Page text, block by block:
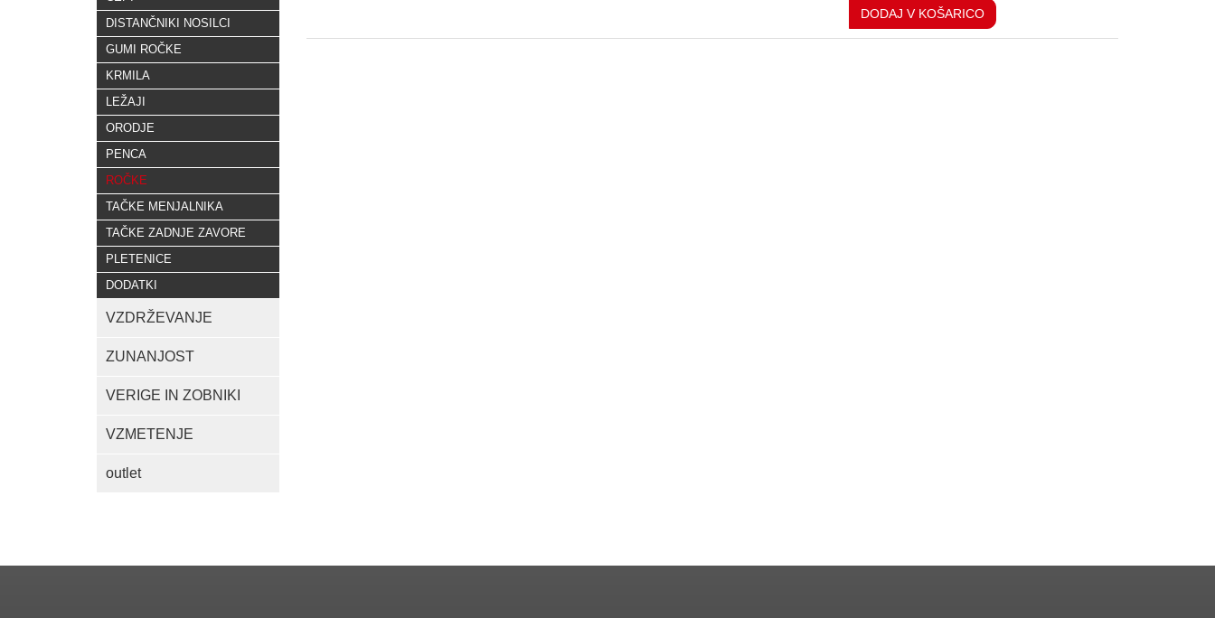
DISTANČNIKI NOSILCI
GUMI ROČKE
KRMILA
LEŽAJI
ORODJE
PENCA
ROČKE
TAČKE MENJALNIKA
TAČKE ZADNJE ZAVORE
PLETENICE
DODATKI
VZDRŽEVANJE
ZUNANJOST
VERIGE IN ZOBNIKI
VZMETENJE
outlet
DODAJ V KOŠARICO